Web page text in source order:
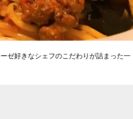
ゼ好きなシェフのこだわりが詰まった一